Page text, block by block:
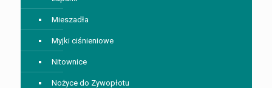
Mieszadła
Myjki ciśnieniowe
Nitownice
Nożyce do Zywopłotu